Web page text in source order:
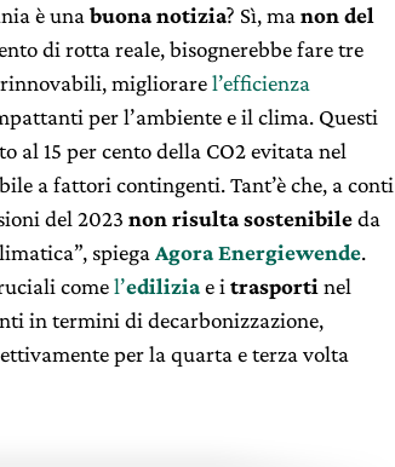
è unabuona notizia? Sì, ma non del
di rotta reale, bisognerebbe fare tre
rinnovabili, migliorarel’efficienza
per l’ambiente e il clima. Questi
15 per cento della CO2 evitata nel
a fattori contingenti. Tant’è che, a conti
del 2023 non risulta sostenibileda
spiega Agora Energiewende.
comel’ediliziae i trasporti nel
in termini di decarbonizzazione,
per la quarta e terza volta